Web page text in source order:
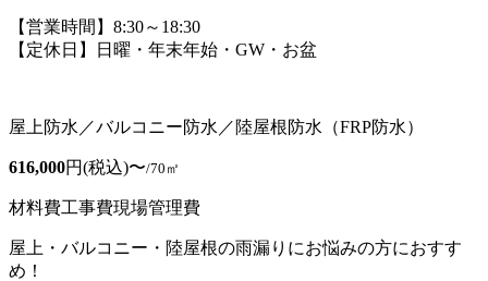
【営業時間】8:30～18:30
【定休日】日曜・年末年始・GW・お盆
屋上防水／バルコニー防水／陸屋根防水（FRP防水）
616,000円(税込)〜/70㎡
材料費工事費現場管理費
屋上・バルコニー・陸屋根の雨漏りにお悩みの方におすす
め！